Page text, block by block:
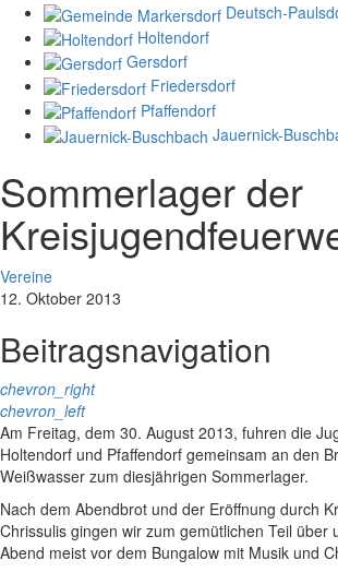
Deutsch-
Holtendorf
Gersdorf
Friedersdorf
Pfaffendorf
Jauernick-
Sommerlager der
Vereine
12. Oktober 2013
Beitragsnavigation
chevron_right
chevron_left
Am Freitag, dem 30. August 2013, fuhren die
Holtendorf und Pfaffendorf gemeinsam an den
Weißwasser zum diesjährigen Sommerlager.
Nach dem Abendbrot und der Eröffnung durch
Chrissulis gingen wir zum gemütlichen Teil über
Abend meist vor dem Bungalow mit Musik und